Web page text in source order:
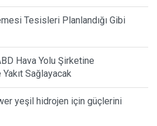
Tesisleri Planlandığı Gibi
Hava Yolu Şirketine
Sağlayacak
yeşil hidrojen için güçlerini